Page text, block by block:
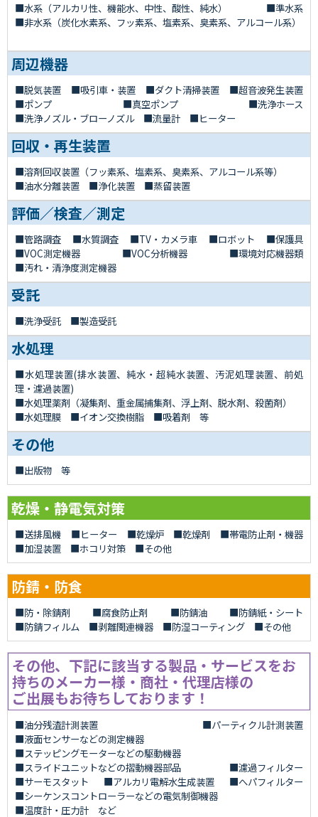
水系（アルカリ性、機能水、中性、酸性、純水）
準水系
非水系（炭化水素系、フッ素系、塩素系、臭素系、アルコール系）
周辺機器
脱気装置 吸引車・装置 ダクト清掃装置
超音波発生装置
ポンプ
真空ポンプ
洗浄ホース
洗浄ノズル・ブローノズル
流量計 ヒーター
回収・再生装置
溶剤回収装置（フッ素系、塩素系、臭素系、アルコール系等）
油水分離装置
浄化装置 蒸留装置
評価／検査／測定
管路調査 水質調査 TV・カメラ車 ロボット
保護具
VOC測定機器
VOC分析機器
環境対応機器類
汚れ・清浄度測定機器
受託
洗浄受託 製造受託
水処理
水処理装置(排水装置、純水・超純水装置、汚泥処理装置、前処
理・濾過装置)
水処理薬剤（凝集剤、重金属捕集剤、浮上剤、脱水剤、殺菌剤）
水処理膜
イオン交換樹脂 吸着剤 等
その他
出版物 等
乾燥・静電気対策
送排風機 ヒーター 乾燥炉 乾燥剤
帯電防止剤・機器
加湿装置
ホコリ対策 その他
防錆・防食
防・除錆剤 腐食防止剤 防錆油
防錆紙・シート
防錆フィルム
剥離関連機器 防湿コーティング その他
その他、下記に該当する製品・サービスをお
持ちのメーカー様・商社・代理店様の
ご出展もお待ちしております！
油分残渣計測装置
パーティクル計測装置
液面センサーなどの測定機器
ステッピングモーターなどの駆動機器
スライドユニットなどの摺動機器部品
濾過フィルター
サーモスタット
アルカリ電解水生成装置
へパフィルター
シーケンスコントローラーなどの電気制御機器
温度計・圧力計 など